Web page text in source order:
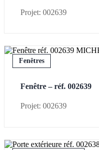
Projet: 002639
Fenêtres
Fenêtre – réf. 002639
Projet: 002639